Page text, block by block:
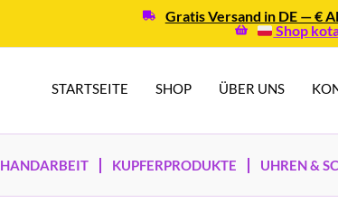
Gratis Versand in DE — €
Shop
STARTSEITE SHOP ÜBER UNS
HANDARBEIT KUPFERPRODUKTE UHREN &